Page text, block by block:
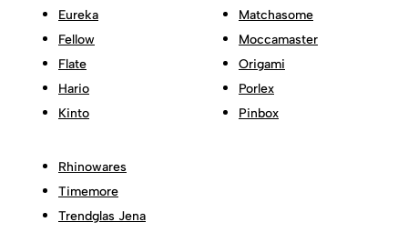
Eureka
Fellow
Flate
Hario
Kinto
Matchasome
Moccamaster
Origami
Porlex
Pinbox
Rhinowares
Timemore
Trendglas Jena